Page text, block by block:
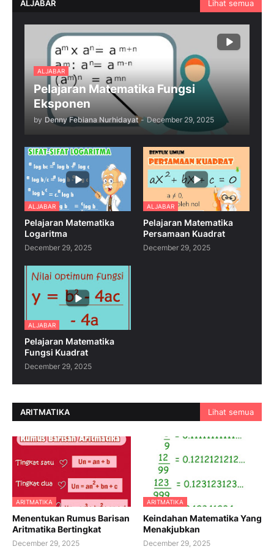
ALJABAR Lihat semua
ALJABAR
Pelajaran Matematika Fungsi
Eksponen
by Denny Febiana Nurhidayat - December 29, 2025
ALJABAR
Pelajaran Matematika
Logaritma
December 29, 2025
ALJABAR
Pelajaran Matematika
Persamaan Kuadrat
December 29, 2025
ALJABAR
Pelajaran Matematika
Fungsi Kuadrat
December 29, 2025
ARITMATIKA Lihat semua
ARITMATIKA
Menentukan Rumus Barisan
Aritmatika Bertingkat
December 29, 2025
ARITMATIKA
Keindahan Matematika Yang
Menakjubkan
December 29, 2025